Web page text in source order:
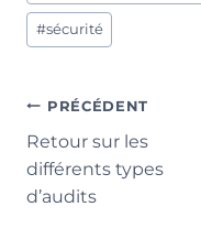
publication :
#sécurité
Navigation
de
l’article
PRÉCÉDENT
Retour sur les
différents types
d’audits